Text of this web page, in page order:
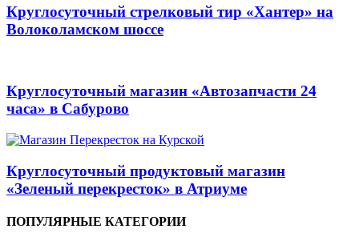
Круглосуточный стрелковый тир «Хантер» на
Волоколамском шоссе
Круглосуточный магазин «Автозапчасти 24
часа» в Сабурово
Круглосуточный продуктовый магазин
«Зеленый перекресток» в Атриуме
ПОПУЛЯРНЫЕ КАТЕГОРИИ